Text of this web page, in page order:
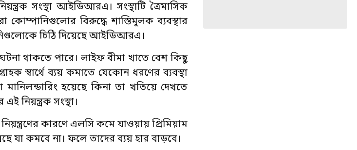
সংস্থা আইডিআরএ। সংস্থাটি ত্রৈমাসিক
বিরুদ্ধে শাস্তিমূলক ব্যবস্থার
চিঠি দিয়েছে আইডিআরএ।
থাকতে পারে। লাইফ বীমা খাতে বেশ কিছু
স্বার্থে ব্যয় কমাতে যেকোন ধরণের ব্যবস্থা
মানিলন্ডারিং হয়েছে কিনা তা খতিয়ে দেখতে
নিয়ন্ত্রক সংস্থা।
কারণে এলসি কমে যাওয়ায় প্রিমিয়াম
যা কমবে না। ফলে তাদের ব্যয় হার বাড়বে।